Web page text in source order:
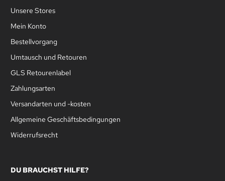
Unsere Stores
Mein Konto
Bestellvorgang
Umtausch und Retouren
GLS Retourenlabel
Zahlungsarten
Versandarten und -kosten
Allgemeine Geschäftsbedingungen
Widerrufsrecht
DU BRAUCHST HILFE?